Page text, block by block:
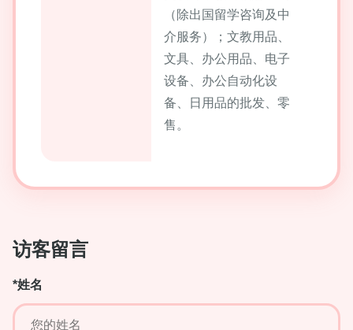
（除出国留学咨询及中
介服务）；文教用品、
文具、办公用品、电子
设备、办公自动化设
备、日用品的批发、零
售。
访客留言
*姓名